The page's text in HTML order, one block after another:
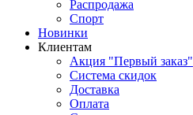
Распродажа
Спорт
Новинки
Клиентам
Акция "Первый заказ"
Система скидок
Доставка
Оплата